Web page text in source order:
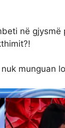
në gjysmë
munguan